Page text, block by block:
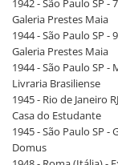
1942 - São Paulo SP
Galeria Prestes Maia
1944 - São Paulo SP
Galeria Prestes Maia
1944 - São Paulo SP
Livraria Brasiliense
1945 - Rio de Janeiro
Casa do Estudante
1945 - São Paulo SP
Domus